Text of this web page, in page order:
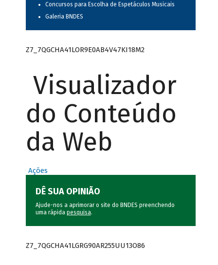
Concursos para Escolha de Espetáculos Musicais
Galeria BNDES
Z7_7QGCHA41LOR9E0AB4V47KI18M2
Visualizador
do Conteúdo
da Web
Ações
DÊ SUA OPINIÃO
Ajude-nos a aprimorar o site do BNDES preenchendo
uma rápida pesquisa.
Z7_7QGCHA41LGRG90AR255UU13O86